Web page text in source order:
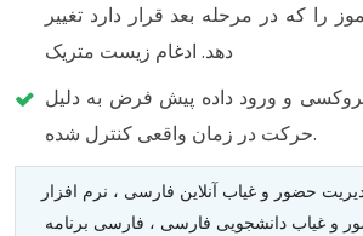
را که در مرحله بعد قرار دارد تغییر
دهد. ادغام زیست متریک
و ورود داده پیش فرض به دلیل
حرکت در زمان واقعی کنترل شده.
حضور و غیاب آنلاین فارسی ، نرم افزار
و غیاب دانشجویی فارسی ، فارسی برنامه